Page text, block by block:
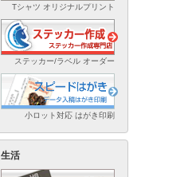
Tシャツ オリジナルプリント
ステッカー/ラベル オーダー
小ロット対応 はがき印刷
生活